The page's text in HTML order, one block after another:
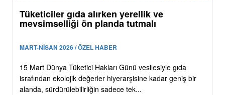
Tüketiciler gıda alırken yerellik ve
mevsimselliği ön planda tutmalı
MART-NİSAN 2026 / ÖZEL HABER
15 Mart Dünya Tüketici Hakları Günü vesilesiyle gıda
israfından ekolojik değerler hiyerarşisine kadar geniş bir
alanda, sürdürülebilirliğin sadece tek...